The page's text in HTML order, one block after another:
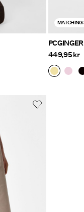
MATCHING
449,95 kr